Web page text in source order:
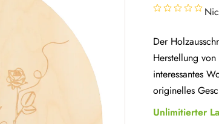
Der
Herstellung
interessantes
originelles
Unlimitierter